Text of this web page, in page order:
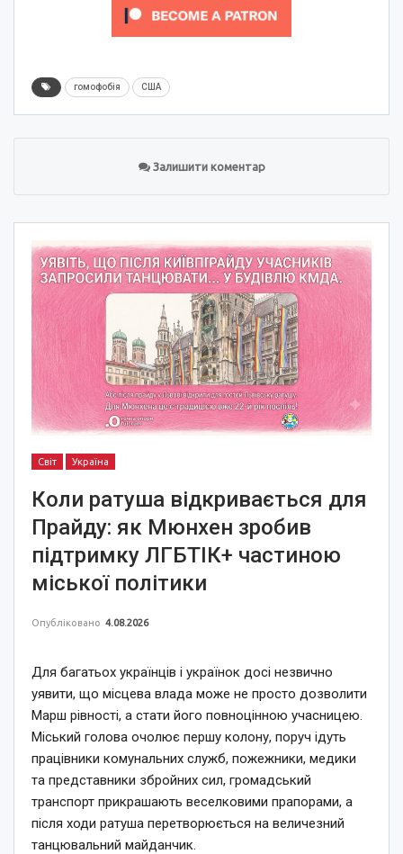
гомофобія США
Залишити коментар
Світ Україна
Коли ратуша відкривається для
Прайду: як Мюнхен зробив
підтримку ЛГБТІК+ частиною
міської політики
Опубліковано 4.08.2026
Для багатьох українців і українок досі незвично
уявити, що місцева влада може не просто дозволити
Марш рівності, а стати його повноцінною учасницею.
Міський голова очолює першу колону, поруч ідуть
працівники комунальних служб, пожежники, медики
та представники збройних сил, громадський
транспорт прикрашають веселковими прапорами, а
після ходи ратуша перетворюється на величезний
танцювальний майданчик.